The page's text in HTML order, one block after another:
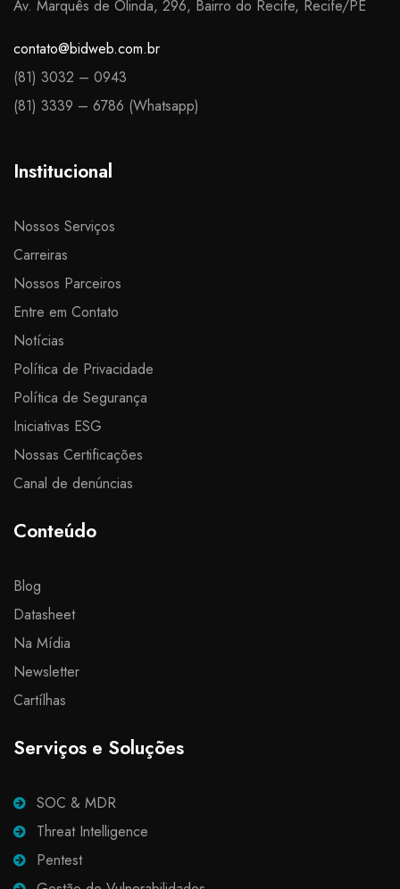
Av. Marquês de Olinda, 296, Bairro do Recife, Recife/PE
contato@bidweb.com.br
(81) 3032 – 0943
(81) 3339 – 6786 (Whatsapp)​
Institucional
Nossos Serviços
Carreiras
Nossos Parceiros
Entre em Contato
Notícias
Política de Privacidade
Política de Segurança
Iniciativas ESG
Nossas Certificações
Canal de denúncias
Conteúdo
Blog
Datasheet
Na Mídia
Newsletter
Cartílhas
Serviços e Soluções
SOC & MDR
Threat Intelligence
Pentest